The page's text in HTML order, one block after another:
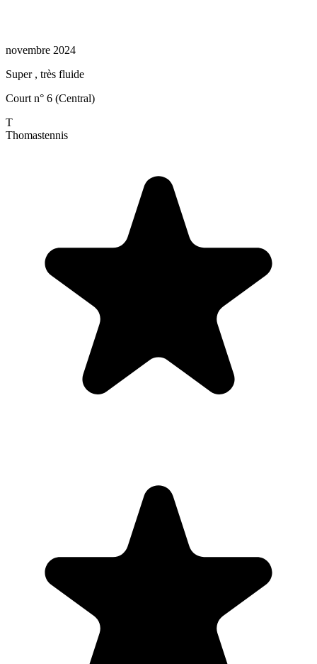
novembre 2024
Super , très fluide
Court n° 6 (Central)
T
Thomastennis